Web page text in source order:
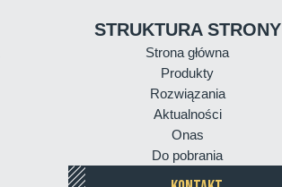
STRUKTURA STRONY
Strona główna
Produkty
Rozwiązania
Aktualności
Onas
Do pobrania